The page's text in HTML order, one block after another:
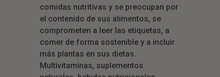
comidas nutritivas y se preocupan por
el contenido de sus alimentos, se
comprometen a leer las etiquetas, a
comer de forma sostenible y a incluir
más plantas en sus dietas.
Multivitaminas, suplementos